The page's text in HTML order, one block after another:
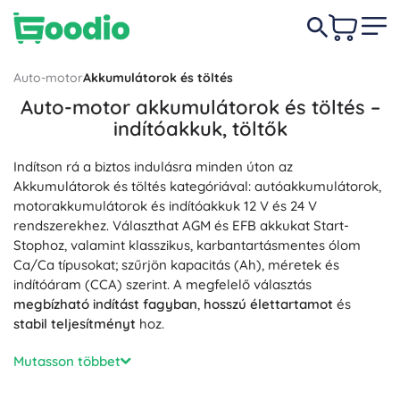
Auto-motorAkkumulátorok és töltés
Auto-motor akkumulátorok és töltés –
indítóakkuk, töltők
Indítson rá a biztos indulásra minden úton az
Akkumulátorok és töltés kategóriával: autóakkumulátorok,
motorakkumulátorok és indítóakkuk 12 V és 24 V
rendszerekhez. Választhat AGM és EFB akkukat Start-
Stophoz, valamint klasszikus, karbantartásmentes ólom
Ca/Ca típusokat; szűrjön kapacitás (Ah), méretek és
indítóáram (CCA) szerint. A megfelelő választás
megbízható indítást fagyban, hosszú élettartamot és
stabil teljesítményt hoz.
Töltéshez okos autóakku-töltőket és akkumulátorkarban­
tartókat kínálunk: mikroprocesszoros 6/12/24 V készülékek,
Mutasson többet